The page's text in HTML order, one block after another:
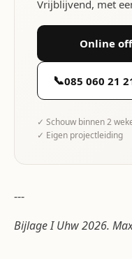
Vrijblijvend, met
Online
📞085 060 21
✓ Schouw binnen 2
✓ Eigen projectleiding
---
Bijlage I Uhw 2026.